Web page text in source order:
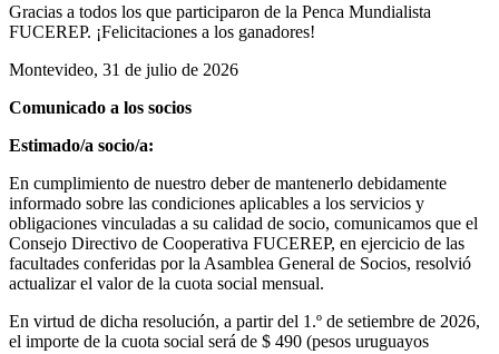
Gracias a todos los que participaron de la Penca Mundialista
FUCEREP. ¡Felicitaciones a los ganadores!
Montevideo, 31 de julio de 2026
Comunicado a los socios
Estimado/a socio/a:
En cumplimiento de nuestro deber de mantenerlo debidamente
informado sobre las condiciones aplicables a los servicios y
obligaciones vinculadas a su calidad de socio, comunicamos que el
Consejo Directivo de Cooperativa FUCEREP, en ejercicio de las
facultades conferidas por la Asamblea General de Socios, resolvió
actualizar el valor de la cuota social mensual.
En virtud de dicha resolución, a partir del 1.º de setiembre de 2026,
el importe de la cuota social será de $ 490 (pesos uruguayos